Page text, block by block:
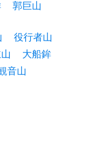
郭巨山
役行者山
大船鉾
音山